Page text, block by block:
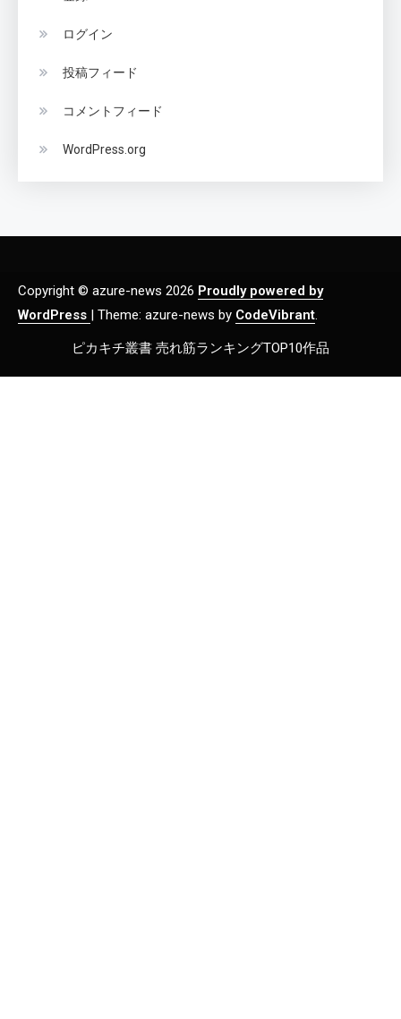
ログイン
投稿フィード
コメントフィード
WordPress.org
Copyright © azure-news 2026 Proudly powered by
WordPress
Theme: azure-news by CodeVibrant.
ピカキチ叢書 売れ筋ランキングTOP10作品